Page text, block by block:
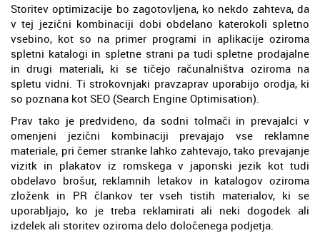
Storitev optimizacije bo zagotovljena, ko nekdo zahteva, da
v tej jezični kombinaciji dobi obdelano katerokoli spletno
vsebino, kot so na primer programi in aplikacije oziroma
spletni katalogi in spletne strani pa tudi spletne prodajalne
in drugi materiali, ki se tičejo računalništva oziroma na
spletu vidni. Ti strokovnjaki pravzaprav uporabijo orodja, ki
so poznana kot SEO (Search Engine Optimisation).
Prav tako je predvideno, da sodni tolmači in prevajalci v
omenjeni jezični kombinaciji prevajajo vse reklamne
materiale, pri čemer stranke lahko zahtevajo, tako prevajanje
vizitk in plakatov iz romskega v japonski jezik kot tudi
obdelavo brošur, reklamnih letakov in katalogov oziroma
zloženk in PR člankov ter vseh tistih materialov, ki se
uporabljajo, ko je treba reklamirati ali neki dogodek ali
izdelek ali storitev oziroma delo določenega podjetja.